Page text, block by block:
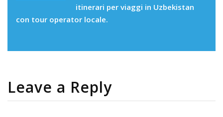
itinerari per viaggi in Uzbekistan
con tour operator locale.
Leave a Reply